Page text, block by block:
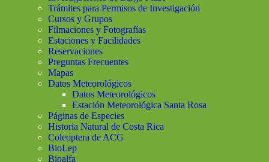
Trámites para Permisos de Investigación
Cursos y Grupos
Filmaciones y Fotografías
Estaciones y Facilidades
Reservaciones
Preguntas Frecuentes
Mapas
Datos Meteorológicos
Datos Meteorológicos
Estación Meteorológica Santa Rosa
Páginas de Especies
Historia Natural de Costa Rica
Coleoptera de ACG
BioLep
Bioalfa